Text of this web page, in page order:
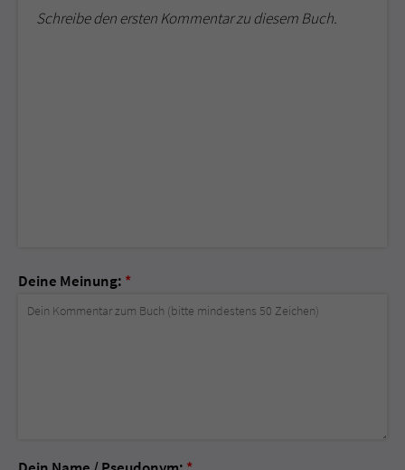
Schreibe den ersten Kommentar zu diesem Buch.
Deine Meinung: *